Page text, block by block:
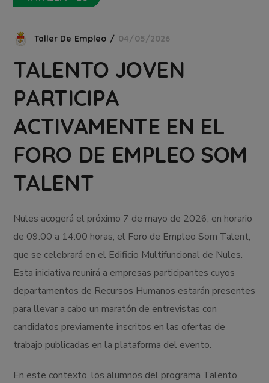
Taller De Empleo 04/05/2026
TALENTO JOVEN
PARTICIPA
ACTIVAMENTE EN EL
FORO DE EMPLEO SOM
TALENT
Nules acogerá el próximo 7 de mayo de 2026, en horario
de 09:00 a 14:00 horas, el Foro de Empleo Som Talent,
que se celebrará en el Edificio Multifuncional de Nules.
Esta iniciativa reunirá a empresas participantes cuyos
departamentos de Recursos Humanos estarán presentes
para llevar a cabo un maratón de entrevistas con
candidatos previamente inscritos en las ofertas de
trabajo publicadas en la plataforma del evento.
En este contexto, los alumnos del programa Talento